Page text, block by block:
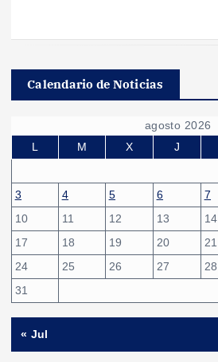
Calendario de Noticias
agosto 2026
L
M X J
3
4 5 6 7
10
11 12 13 14
17
18 19 20 21
24
25 26 27 28
31
« Jul